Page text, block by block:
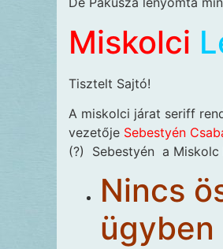
Miskolci
Tisztelt Sajtó!
A miskolci járat seriff
vezetője Sebestyén
(?) Sebestyén a
Nincs
ügyben